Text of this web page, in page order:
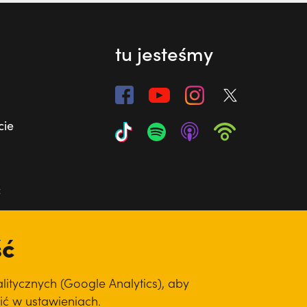
tu jesteśmy
(Google Analytics), aby
w ustawieniach.